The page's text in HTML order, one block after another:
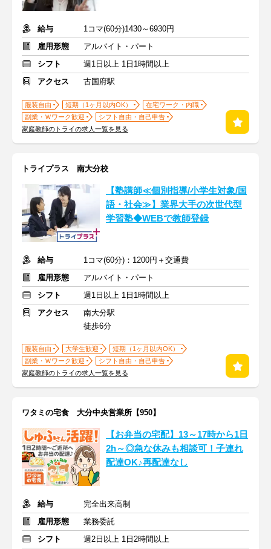
給与
1コマ(60分)1430～6930円
雇用形態
アルバイト・パート
シフト
週1日以上 1日1時間以上
アクセス
古国府駅
服装自由 短期（1ヶ月以内OK）
在宅ワーク・内職
副業・Ｗワーク歓迎
シフト自由・自己申告
家庭教師のトライの求人一覧を見る
トライプラス 南大分校
【塾講師≪個別指導/小学生対象/国
語・社会≫】業界大手の次世代型
学習塾◆WEBで教師登録
給与
1コマ(60分)：1200円＋交通費
雇用形態
アルバイト・パート
シフト
週1日以上 1日1時間以上
アクセス
南大分駅
徒歩6分
服装自由 大学生歓迎
短期（1ヶ月以内OK）
副業・Ｗワーク歓迎
シフト自由・自己申告
家庭教師のトライの求人一覧を見る
ワタミの宅食 大分中央営業所【950】
【お弁当の宅配】13～17時から1日
2h～◎急な休みも相談可！子連れ
配達OK♪再配達なし
給与
完全出来高制
雇用形態
業務委託
シフト
週2日以上 1日2時間以上